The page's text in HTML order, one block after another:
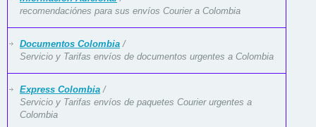
recomendaciónes para sus envíos Courier a Colombia
Documentos Colombia /
Servicio y Tarifas envíos de documentos urgentes a Colombia
Express Colombia /
Servicio y Tarifas envíos de paquetes Courier urgentes a
Colombia